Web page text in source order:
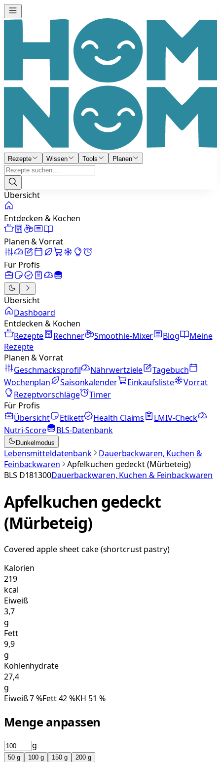
Rezepte Wissen Tools Planen
Übersicht
Entdecken & Kochen
Planen & Vorrat
Für Profis
Übersicht
Dashboard
Entdecken & Kochen
Rezepte
Rechner Smoothie-Mixer Blog
Meine
Rezepte
Planen & Vorrat
Geschmacksprofil
Nährwertziele
Tagebuch
Wochenplan
Saisonkalender Einkaufsliste
Vorrat
Rezeptvorschläge
Timer
Für Profis
Übersicht
Etikett Health Claims
LMIV-Check
Nutri-Score
BLS-Datenbank
Dunkelmodus
Lebensmitteldatenbank
Dauerbackwaren, Kuchen &
Feinbackwaren
Apfelkuchen gedeckt (Mürbeteig)
BLS D181300Dauerbackwaren, Kuchen & Feinbackwaren
Apfelkuchen gedeckt
(Mürbeteig)
Covered apple sheet cake (shortcrust pastry)
Kalorien
219
kcal
Eiweiß
3,7
g
Fett
9,9
g
Kohlenhydrate
27,4
g
Eiweiß7%Fett42%KH 51 %
Menge anpassen
g
50 g 100 g 150 g 200 g